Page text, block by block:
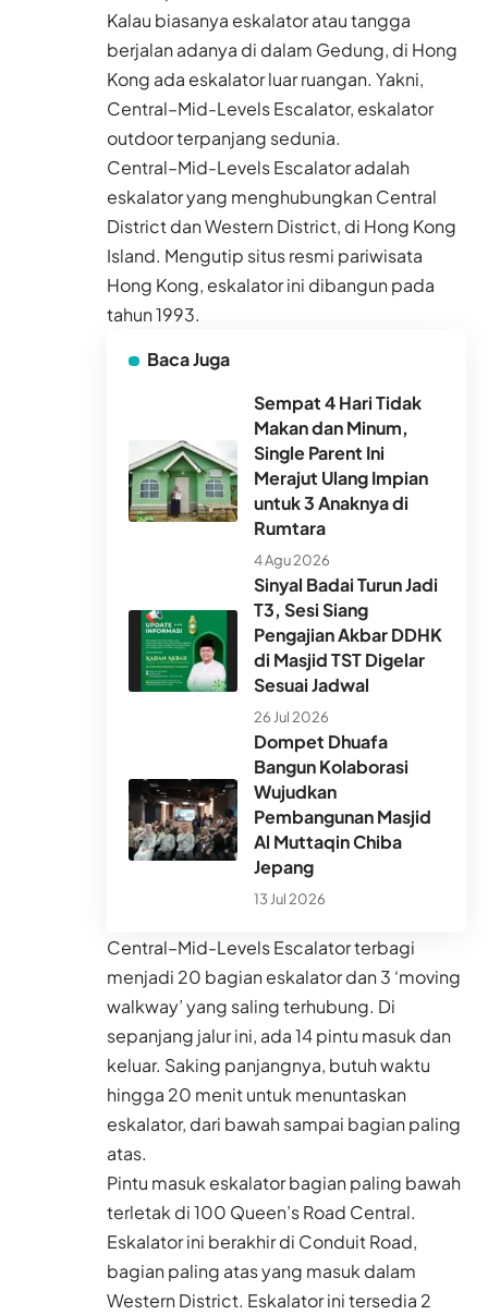
Kalau biasanya eskalator atau tangga
berjalan adanya di dalam Gedung, di Hong
Kong ada eskalator luar ruangan. Yakni,
Central–Mid-Levels Escalator, eskalator
outdoor terpanjang sedunia.
Central–Mid-Levels Escalator adalah
eskalator yang menghubungkan Central
District dan Western District, di Hong Kong
Island. Mengutip situs resmi pariwisata
Hong Kong, eskalator ini dibangun pada
tahun 1993.
Baca Juga
Sempat 4 Hari Tidak
Makan dan Minum,
Single Parent Ini
Merajut Ulang Impian
untuk 3 Anaknya di
Rumtara
4 Agu 2026
Sinyal Badai Turun Jadi
T3, Sesi Siang
Pengajian Akbar DDHK
di Masjid TST Digelar
Sesuai Jadwal
26 Jul 2026
Dompet Dhuafa
Bangun Kolaborasi
Wujudkan
Pembangunan Masjid
Al Muttaqin Chiba
Jepang
13 Jul 2026
Central–Mid-Levels Escalator terbagi
menjadi 20 bagian eskalator dan 3 ‘moving
walkway’ yang saling terhubung. Di
sepanjang jalur ini, ada 14 pintu masuk dan
keluar. Saking panjangnya, butuh waktu
hingga 20 menit untuk menuntaskan
eskalator, dari bawah sampai bagian paling
atas.
Pintu masuk eskalator bagian paling bawah
terletak di 100 Queen’s Road Central.
Eskalator ini berakhir di Conduit Road,
bagian paling atas yang masuk dalam
Western District. Eskalator ini tersedia 2